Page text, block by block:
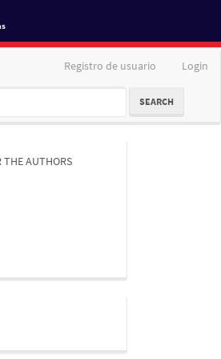
Registro de usuario Login
SEARCH
THE AUTHORS